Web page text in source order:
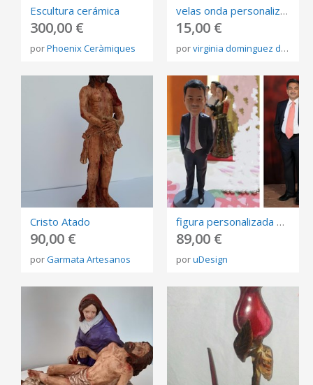
Escultura cerámica
300,00 €
porPhoenix Ceràmiques
velas onda personalizadas y perfumadas
15,00 €
porvirginia dominguez de la costa
Cristo Atado
90,00 €
porGarmata Artesanos
figura personalizada de fotos, 3D retrato Biscuit, muñeca de arte mini me personalizada
89,00 €
poruDesign